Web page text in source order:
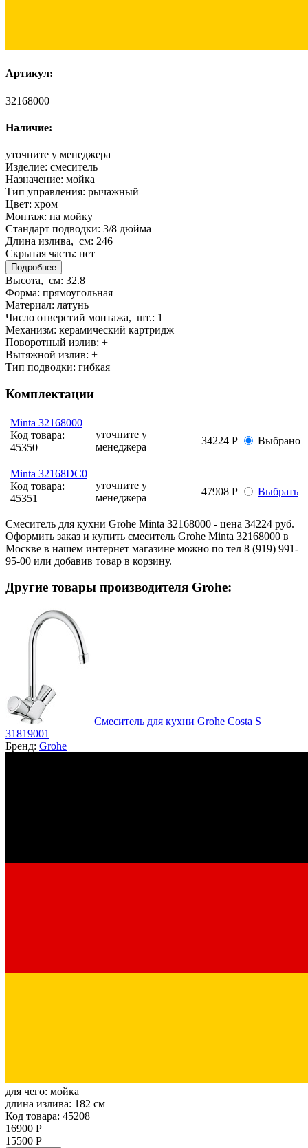
Артикул:
32168000
Наличие:
уточните у менеджера
Изделие: смеситель
Назначение: мойка
Тип управления: рычажный
Цвет: хром
Монтаж: на мойку
Стандарт подводки: 3/8 дюйма
Длина излива, см: 246
Скрытая часть: нет
Подробнее
Высота, см: 32.8
Форма: прямоугольная
Материал: латунь
Число отверстий монтажа, шт.: 1
Механизм: керамический картридж
Поворотный излив: +
Вытяжной излив: +
Тип подводки: гибкая
Комплектации
Minta 32168000
Код товара:
45350
уточните у
менеджера
34224 Р Выбрано
Minta 32168DC0
Код товара:
45351
уточните у
менеджера
47908 Р Выбрать
Смеситель для кухни Grohe Minta 32168000 - цена 34224 руб.
Оформить заказ и купить смеситель Grohe Minta 32168000 в
Москве в нашем интернет магазине можно по тел 8 (919) 991-
95-00 или добавив товар в корзину.
Другие товары производителя Grohe:
Смеситель для кухни Grohe Costa S
31819001
Бренд: Grohe
для чего: мойка
длина излива: 182 см
Код товара: 45208
16900 Р
15500 Р